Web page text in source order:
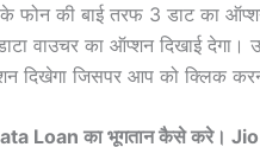
की बाई तरफ 3 डाट का
वाउचर का ऑप्शन दिखाई
जिसपर आप को क्लिक
Loan का भूगतान कैसे करे।